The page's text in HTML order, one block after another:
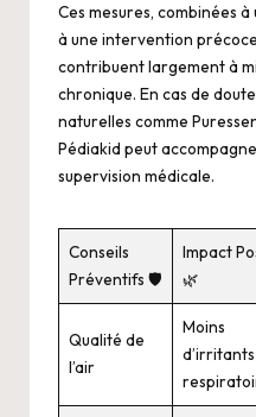
Ces mesures, combinées
à une intervention
contribuent largement à
chronique. En cas de
naturelles comme
Pédiakid peut
supervision médicale.
Conseils
Préventifs 🛡️
Impact
🌿
Qualité de
l’air
Moins
d’irritants